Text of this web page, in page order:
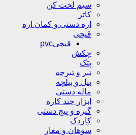
سیم لخت کن
کاتر
اره دستی و کمان اره
قیچی
قیچیpvc
چکش
پتک
تبر و تبرچه
بیل و بیلچه
ماله دستی
ابزار چند کاره
گیره و پیج دستی
کاردک
سوهان و مغار